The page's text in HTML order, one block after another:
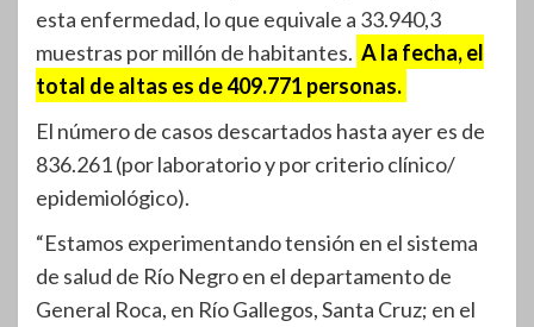
esta enfermedad, lo que equivale a 33.940,3
muestras por millón de habitantes. A la fecha, el
total de altas es de 409.771 personas.
El número de casos descartados hasta ayer es de
836.261 (por laboratorio y por criterio clínico/
epidemiológico).
“Estamos experimentando tensión en el sistema
de salud de Río Negro en el departamento de
General Roca, en Río Gallegos, Santa Cruz; en el